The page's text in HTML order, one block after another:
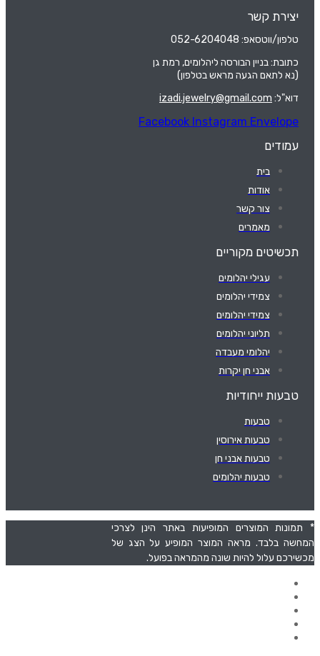
יצירת קשר
טלפון/ווטסאפ: 052-6204048
כתובת: בניין הבורסה ליהלומים, רמת גן
(נא לתאם הגעה מראש בטלפון)
דוא"ל: izadi.jewelry@gmail.com
Facebook Instagram Envelope
עמודים
בית
אודות
צור קשר
מאמרים
תכשיטים מקוריים
עגילי יהלומים
צמידי יהלומים
צמידי יהלומים
תליוני יהלומים
יהלומי מעבדה
אבני חן יקרות
טבעות ייחודיות
טבעות
טבעות אירוסין
טבעות אבני חן
טבעות יהלומים
* תמונות המוצרים המופיעות באתר הינן לצרכי
המחשה בלבד. מראה המוצר המופיע על הצג של
מכשירכם עלול להיות שונה מהמראה בפועל.
תפריט